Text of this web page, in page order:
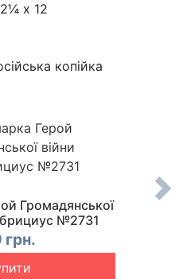
x 12
копійка
Громадянської
№2731
грн.